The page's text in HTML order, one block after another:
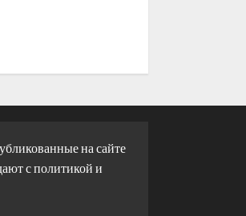
на сайте
с политикой и